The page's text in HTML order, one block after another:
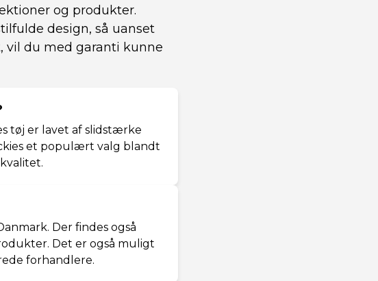
og produkter.
design, så uanset
vil du med garanti kunne
tøj er lavet af slidstærke
et populært valg blandt
Der findes også
Det er også muligt
forhandlere.